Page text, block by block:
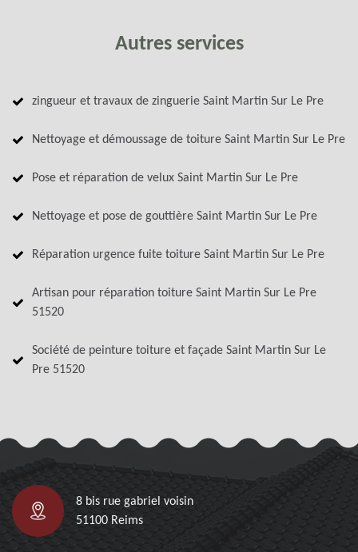
Autres services
zingueur et travaux de zinguerie Saint Martin Sur Le Pre
Nettoyage et démoussage de toiture Saint Martin Sur Le Pre
Pose et réparation de velux Saint Martin Sur Le Pre
Nettoyage et pose de gouttière Saint Martin Sur Le Pre
Réparation urgence fuite toiture Saint Martin Sur Le Pre
Artisan pour réparation toiture Saint Martin Sur Le Pre
51520
Société de peinture toiture et façade Saint Martin Sur Le
Pre 51520
8 bis rue gabriel voisin
51100 Reims